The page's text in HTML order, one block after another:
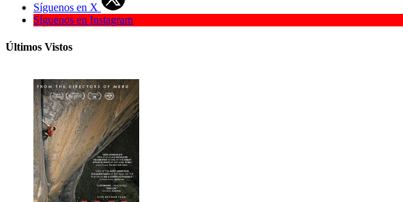
Síguenos en X
Síguenos en Instagram
Últimos Vistos